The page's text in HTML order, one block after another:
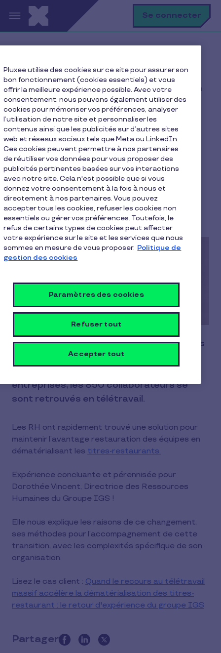
Aller au contenu principal Se connecter
Je me restaure
Cas client : dématérialisation des titres-restaurant au
groupe IGS
Cas client :
dématérialisation des
titres-restaurant au
groupe IGS
1 min de lecture 9 avril 2021
En mars 2020, le Groupe IGS, leader dans
la formation et la certification de
entreprises, les 850 collaborateurs se
sont retrouvés en télétravail.
Les RH ont rapidement trouvé une solution pour
maintenir l’avantage restauration des équipes en
dématérialisant les titres-restaurants.
Expérience concluante et pérennisée pour
Dorothée Vincent, Directrice des Ressources
Humaines du Groupe IGS !
Elle nous explique les raisons de ce changement,
ses méthodes pour l’accompagnement de cette
transition, avec les complexités spécifique de son
organisation.
Lisez le cas client : Quand le recours au télétravail
massif accélère la dématérialisation des titres-
restaurant : le retour d'expérience du groupe IGS
Partager
this
Pluxee utilise des cookies sur ce site pour assurer son
bon fonctionnement (cookies essentiels) et vous
offrir la meilleure expérience possible. Avec votre
consentement, nous pouvons également utiliser des
cookies pour mémoriser vos préférences, analyser
l’utilisation de notre site et personnaliser les
contenus ainsi que les publicités sur d’autres sites
web et réseaux sociaux tels que Meta ou LinkedIn.
Ces cookies peuvent permettre à nos partenaires
de réutiliser vos données pour vous proposer des
publicités pertinentes basées sur vos interactions
avec notre site. Cela n'est possible que si vous
donnez votre consentement à la fois à nous et
directement à nos partenaires. Vous pouvez
accepter tous les cookies, refuser les cookies non
essentiels ou gérer vos préférences. Toutefois, le
refus de certains types de cookies peut affecter
votre expérience sur le site et les services que nous
sommes en mesure de vous proposer. Politique de
gestion des cookies
Paramètres des cookies
Refuser tout
Accepter tout